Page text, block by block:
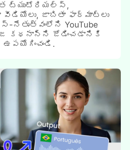
ట్యుటోరియల్స్,
వీడియోలు, జాబితా ఫార్మాట్లు
YouTube
కథనాన్ని జోడించడానికి